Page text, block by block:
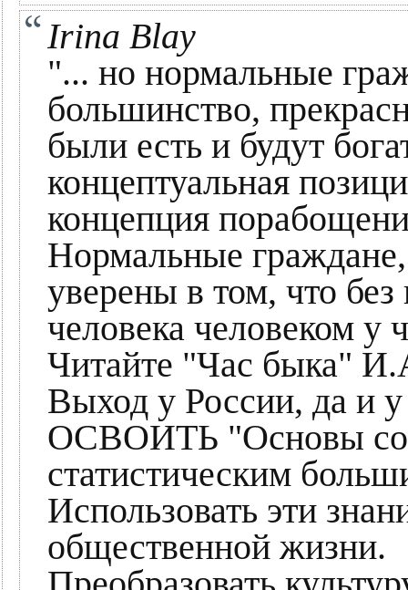
Irina Blay
"... но нормальные
большинство,
были есть и будут
концептуальная
концепция
Нормальные
уверены в том, что без
человека человеком у
Читайте "Час быка"
Выход у России, да и у
ОСВОИТЬ "Основы
статистическим
Использовать эти
общественной жизни.